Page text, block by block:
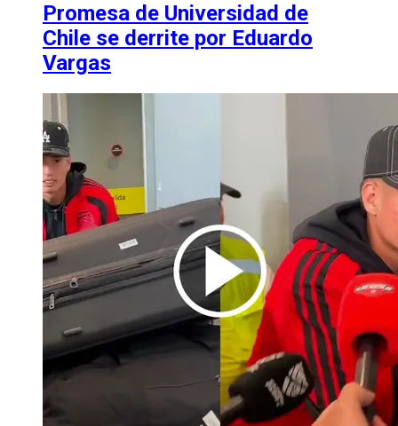
Promesa de Universidad de
Chile se derrite por Eduardo
Vargas